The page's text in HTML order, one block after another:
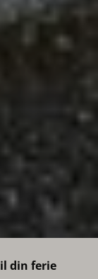
din ferie